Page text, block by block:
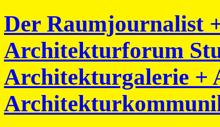
Der Raumjournalist
Architekturforum
Architekturgalerie +